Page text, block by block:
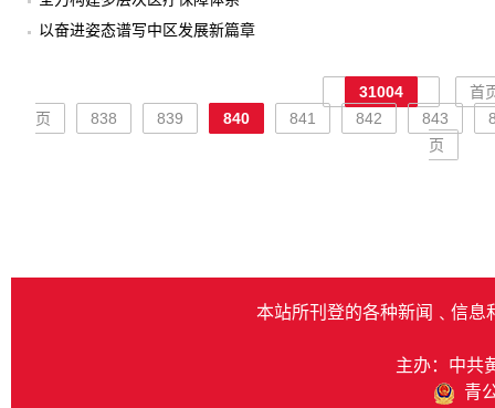
以奋进姿态谱写中区发展新篇章
31004
首
页
838 839 840 841 842 843
页
本站所刊登的各种新闻﹑信息
主办：中共
青